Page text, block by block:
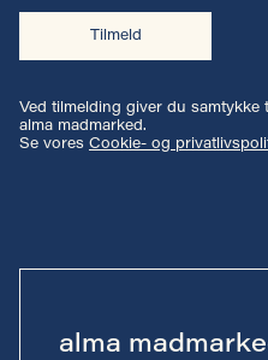
Tilmeld
Ved tilmelding giver du
alma madmarked.
Se vores Cookie- og
alma